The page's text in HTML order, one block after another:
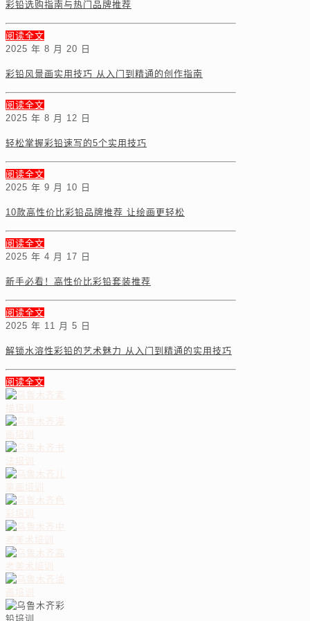
彩铅选购指南与热门品牌推荐
阅读全文
2025 年 8 月 20 日
彩铅风景画实用技巧 从入门到精通的创作指南
阅读全文
2025 年 8 月 12 日
轻松掌握彩铅速写的5个实用技巧
阅读全文
2025 年 9 月 10 日
10款高性价比彩铅品牌推荐 让绘画更轻松
阅读全文
2025 年 4 月 17 日
新手必看！高性价比彩铅套装推荐
阅读全文
2025 年 11 月 5 日
解锁水溶性彩铅的艺术魅力 从入门到精通的实用技巧
阅读全文